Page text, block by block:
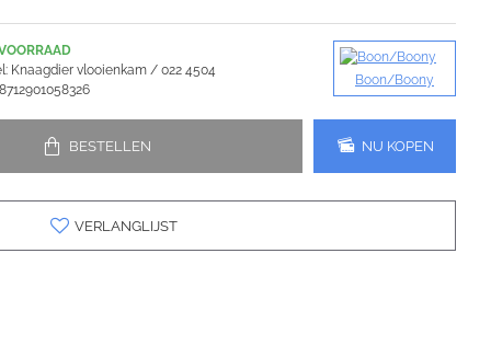
Knaagdier vlooienkam / 022 4504
8712901058326
Boon/Boony
BESTELLEN NU KOPEN
VERLANGLIJST